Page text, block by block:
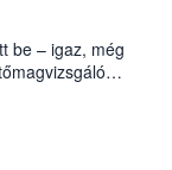
be – igaz, még
Győző által